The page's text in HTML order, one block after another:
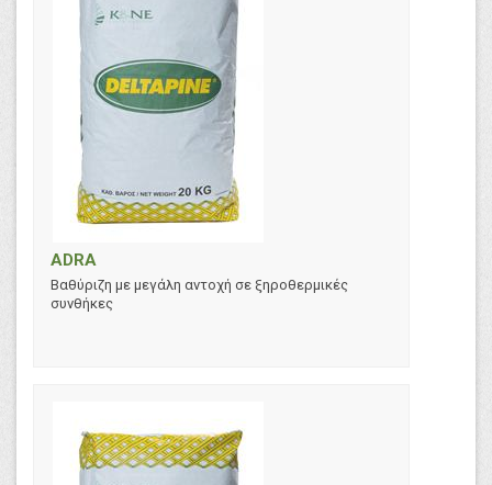
ADRA
Βαθύριζη με μεγάλη αντοχή σε ξηροθερμικές
συνθήκες